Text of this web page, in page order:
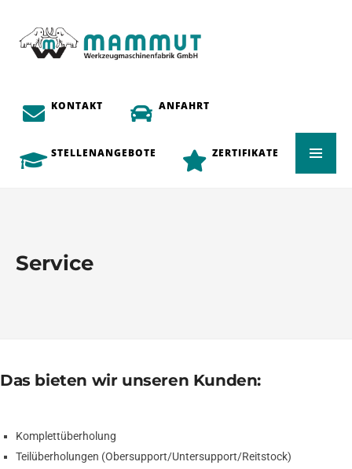
KONTAKT ANFAHRT
STELLENANGEBOTE ZERTIFIKATE
Service
Das bieten wir unseren Kunden:
Komplettüberholung
Teilüberholungen (Obersupport/Untersupport/Reitstock)